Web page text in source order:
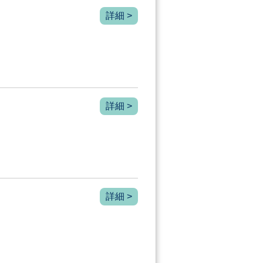
詳細 >
詳細 >
詳細 >